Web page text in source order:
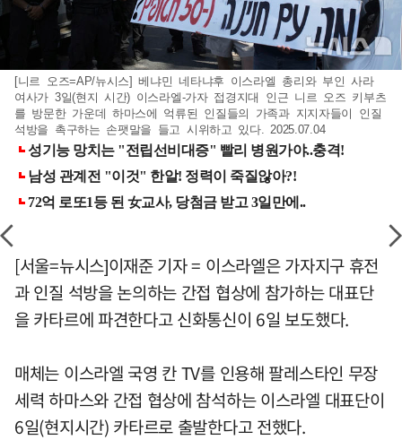
[니르 오즈=AP/뉴시스] 베냐민 네타냐후 이스라엘 총리와 부인 사라
여사가 3일(현지 시간) 이스라엘-가자 접경지대 인근 니르 오즈 키부츠
를 방문한 가운데 하마스에 억류된 인질들의 가족과 지지자들이 인질
석방을 촉구하는 손팻말을 들고 시위하고 있다. 2025.07.04
[서울=뉴시스]이재준 기자 = 이스라엘은 가자지구 휴전
과 인질 석방을 논의하는 간접 협상에 참가하는 대표단
을 카타르에 파견한다고 신화통신이 6일 보도했다.
매체는 이스라엘 국영 칸 TV를 인용해 팔레스타인 무장
세력 하마스와 간접 협상에 참석하는 이스라엘 대표단이
6일(현지시간) 카타르로 출발한다고 전했다.